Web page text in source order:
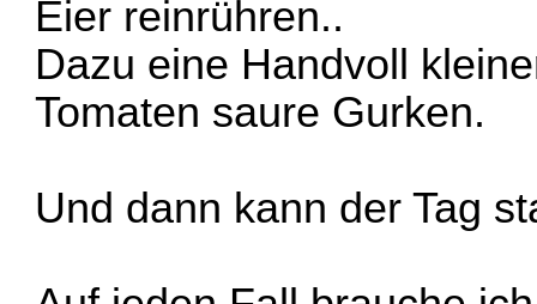
Eier reinrühren..
Dazu eine Handvoll
Tomaten saure Gurken.
Und dann kann der Tag